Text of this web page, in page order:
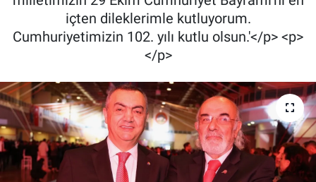
içten dileklerimle kutluyorum.
Cumhuriyetimizin 102. yılı kutlu olsun.'</p> <p>
</p>